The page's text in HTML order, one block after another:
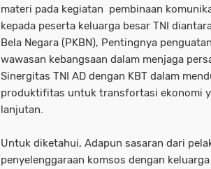
materi pada kegiatan pembinaan
kepada peserta keluarga besar TNI
Bela Negara (PKBN), Pentingnya
wawasan kebangsaan dalam menjaga
Sinergitas TNI AD dengan KBT dalam
produktifitas untuk transfortasi ekonomi
lanjutan.
Untuk diketahui, Adapun sasaran dari
penyelenggaraan komsos dengan